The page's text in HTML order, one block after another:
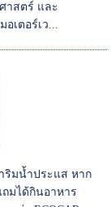
าสตร์ และ
เตอร์เว...
ริมน้ำประแส หาก
มได้กินอาหาร